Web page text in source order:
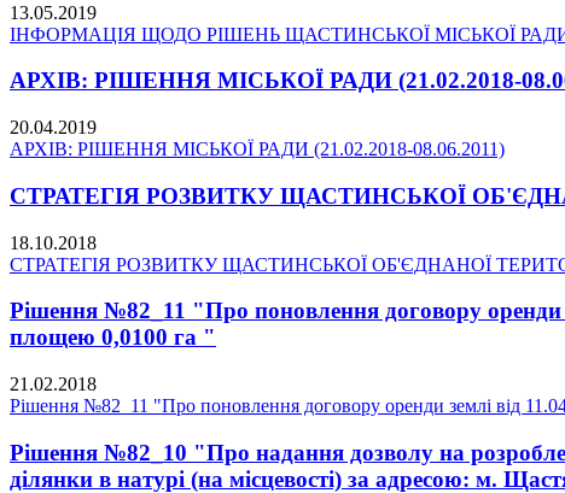
13.05.2019
ІНФОРМАЦІЯ ЩОДО РІШЕНЬ ЩАСТИНСЬКОЇ МІСЬКОЇ РАДИ
АРХІВ: РІШЕННЯ МІСЬКОЇ РАДИ (21.02.2018-
20.04.2019
АРХІВ: РІШЕННЯ МІСЬКОЇ РАДИ (21.02.2018-08.06.2011)
СТРАТЕГІЯ РОЗВИТКУ ЩАСТИНСЬКОЇ
18.10.2018
СТРАТЕГІЯ РОЗВИТКУ ЩАСТИНСЬКОЇ ОБ'ЄДНАНОЇ
Рішення №82_11 "Про поновлення договору оренди
площею 0,0100 га "
21.02.2018
Рішення №82_11 "Про поновлення договору оренди землі від
Рішення №82_10 "Про надання дозволу на
ділянки в натурі (на місцевості) за адресою: м.